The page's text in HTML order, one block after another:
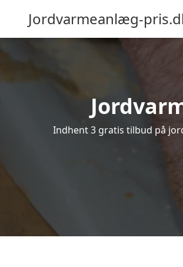
Jordvarmeanlæg-
Indhent 3 gratis tilbud på